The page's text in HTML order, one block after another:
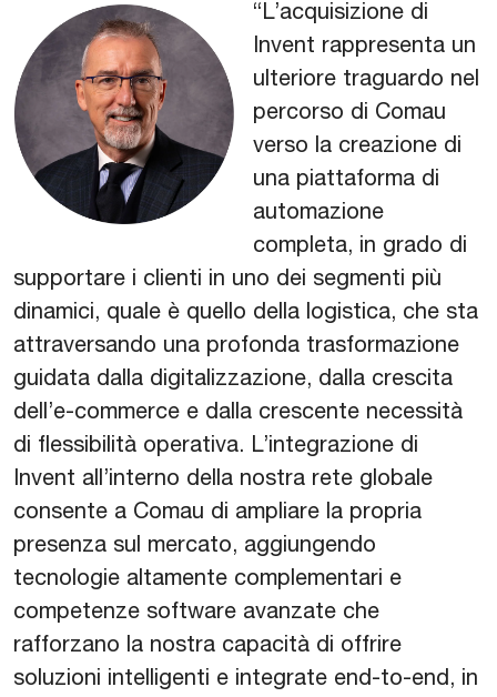
“L’acquisizione di
Invent rappresenta un
ulteriore traguardo nel
percorso di Comau
verso la creazione di
una piattaforma di
automazione
completa, in grado di
supportare i clienti in uno dei segmenti più
dinamici, quale è quello della logistica, che sta
attraversando una profonda trasformazione
guidata dalla digitalizzazione, dalla crescita
dell’e-commerce e dalla crescente necessità
di flessibilità operativa. L’integrazione di
Invent all’interno della nostra rete globale
consente a Comau di ampliare la propria
presenza sul mercato, aggiungendo
tecnologie altamente complementari e
competenze software avanzate che
rafforzano la nostra capacità di offrire
soluzioni intelligenti e integrate end-to-end, in